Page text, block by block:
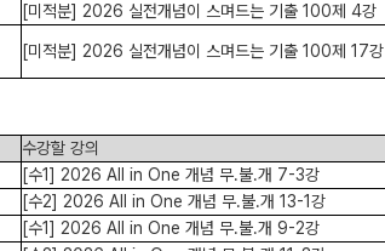
[미적분] 2026 실전개념이 스며드는 기출 100제 4강
[미적분] 2026 실전개념이 스며드는 기출 100제 17강
수강할 강의
[수1] 2026 All in One 개념 무.불.개 7-3강
[수2] 2026 All in One 개념 무.불.개 13-1강
[수1] 2026 All in One 개념 무.불.개 9-2강